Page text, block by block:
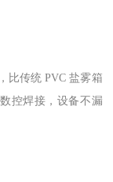
比传统 PVC 盐雾箱
控焊接，设备不漏